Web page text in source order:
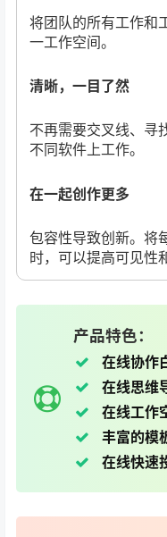
将团队的所有工作和
一工作空间。
清晰，一目了然
不再需要交叉线、寻
不同软件上工作。
在一起创作更多
包容性导致创新。将
时，可以提高可见性
产品特色：
在线协作
在线思维
在线工作
丰富的模
在线快速